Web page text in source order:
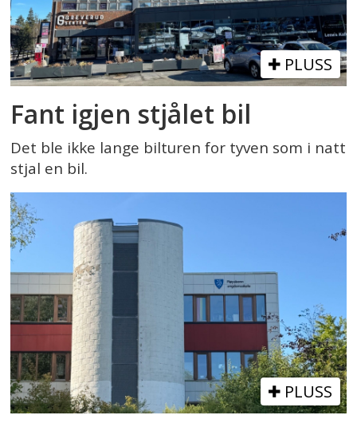
PLUSS
Fant igjen stjålet bil
Det ble ikke lange bilturen for tyven som i natt
stjal en bil.
PLUSS